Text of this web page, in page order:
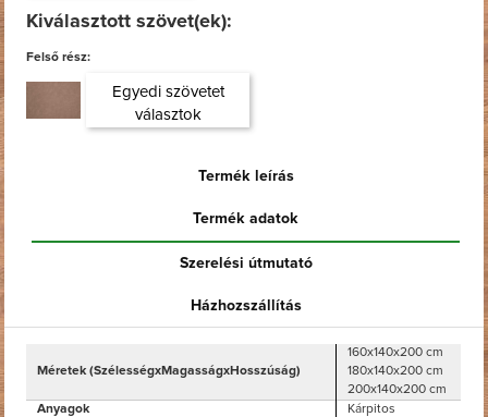
Kiválasztott szövet(ek):
Felső rész:
Egyedi szövetet
választok
Termék leírás
Termék adatok
Szerelési útmutató
Házhozszállítás
Méretek (SzélességxMagasságxHosszúság)
160x140x200 cm
180x140x200 cm
200x140x200 cm
Anyagok
Kárpitos